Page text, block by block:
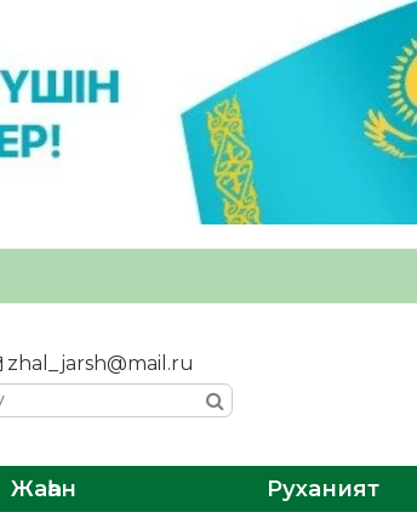
zhal_jarsh@mail.ru
Жаһан Руханият